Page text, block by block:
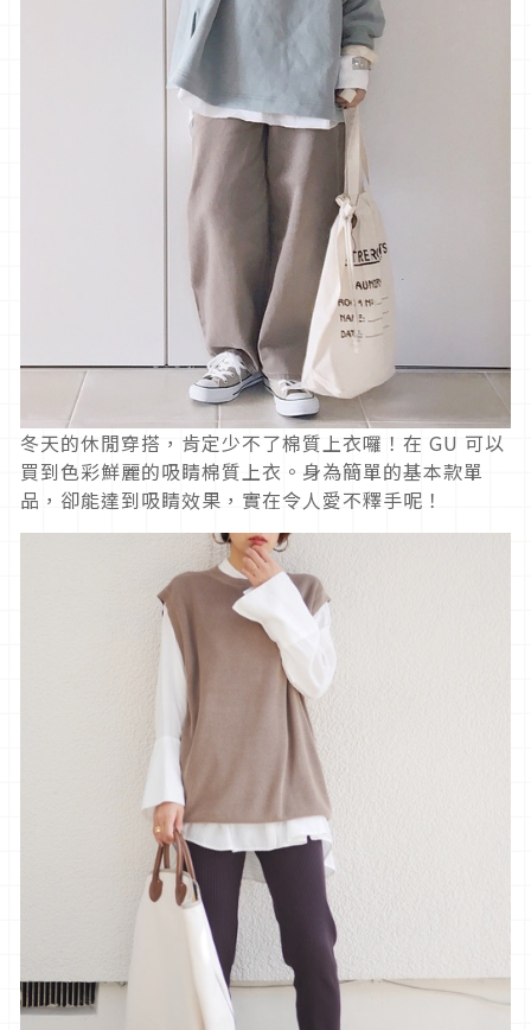
冬天的休閒穿搭，肯定少不了棉質上衣囉！在 GU 可以
買到色彩鮮麗的吸睛棉質上衣。身為簡單的基本款單
品，卻能達到吸睛效果，實在令人愛不釋手呢！